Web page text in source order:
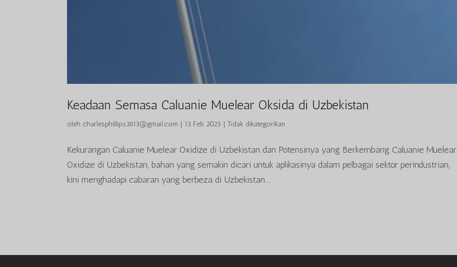
Keadaan Semasa Caluanie Muelear Oksida di Uzbekistan
oleh charlesphillips3813@gmail.com | 13 Feb 2025 |Tidak dikategorikan
Kekurangan Caluanie Muelear Oxidize di Uzbekistan dan Potensinya yang Berkembang Caluanie Muelear
Oxidize di Uzbekistan, bahan yang semakin dicari untuk aplikasinya dalam pelbagai sektor perindustrian,
kini menghadapi cabaran yang berbeza di Uzbekistan....